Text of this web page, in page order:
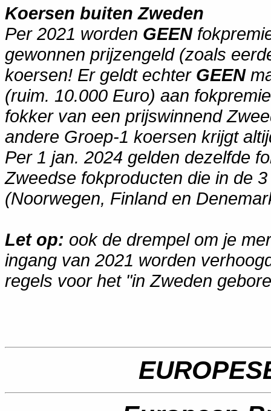
Koersen buiten Zweden
Per 2021 worden GEEN
gewonnen prijzengeld (zoals
koersen! Er geldt echter GEEN
(ruim. 10.000 Euro) aan
fokker van een prijswinnend
andere Groep-1 koersen krijgt
Per 1 jan. 2024 gelden dezelfde
Zweedse fokproducten die in de
(Noorwegen, Finland en
Let op: ook de drempel om je
ingang van 2021 worden
regels voor het "in Zweden